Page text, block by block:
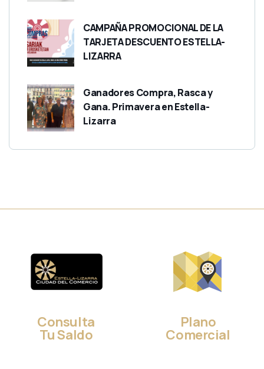
CAMPAÑA PROMOCIONAL DE LA
TARJETA DESCUENTO ESTELLA-
LIZARRA
Ganadores Compra, Rasca y
Gana. Primavera en Estella-
Lizarra
Consulta
Tu Saldo
Plano
Comercial